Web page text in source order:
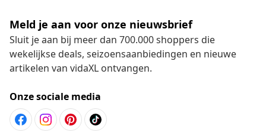
Meld je aan voor onze nieuwsbrief
Sluit je aan bij meer dan 700.000 shoppers die
wekelijkse deals, seizoensaanbiedingen en nieuwe
artikelen van vidaXL ontvangen.
Onze sociale media